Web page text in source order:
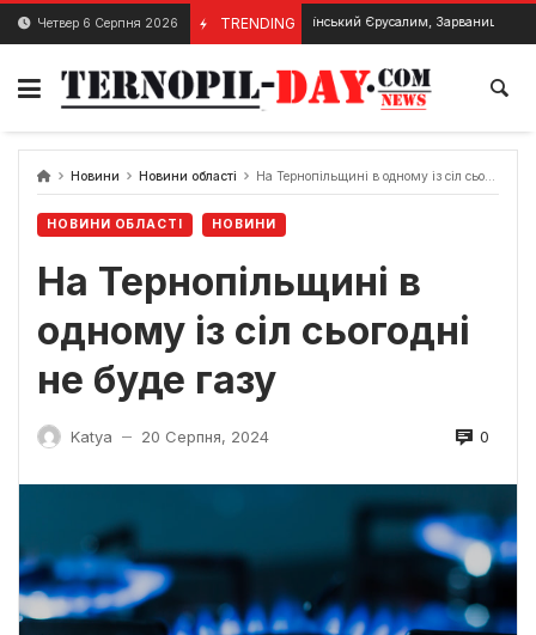
Skip
content
Четвер 6 Серпня 2026 TRENDING
6 Серпня, 2024 Український Єрусалим, Зарваниця – історія та
Новини Новини області На Тернопільщині в одному із сіл сьогодні не буде газу
НОВИНИ ОБЛАСТІ НОВИНИ
На Тернопільщині в
одному із сіл сьогодні
не буде газу
Katya — 20 Серпня, 2024 0